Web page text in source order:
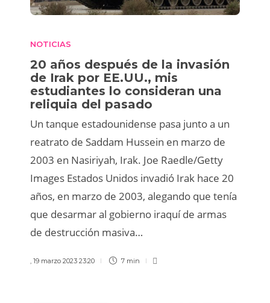
NOTICIAS
20 años después de la invasión
de Irak por EE.UU., mis
estudiantes lo consideran una
reliquia del pasado
Un tanque estadounidense pasa junto a un
reatrato de Saddam Hussein en marzo de
2003 en Nasiriyah, Irak. Joe Raedle/Getty
Images Estados Unidos invadió Irak hace 20
años, en marzo de 2003, alegando que tenía
que desarmar al gobierno iraquí de armas
de destrucción masiva…
, 19 marzo 2023 23:20 7 min